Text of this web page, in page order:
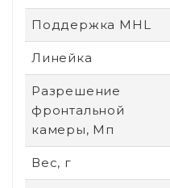
Поддержка MHL
Линейка
Разрешение
фронтальной
камеры, Мп
Вес, г